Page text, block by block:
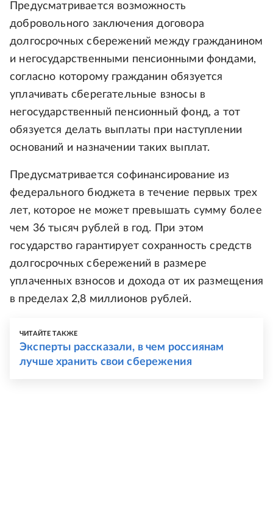
Предусматривается возможность
добровольного заключения договора
долгосрочных сбережений между гражданином
и негосударственными пенсионными фондами,
согласно которому гражданин обязуется
уплачивать сберегательные взносы в
негосударственный пенсионный фонд, а тот
обязуется делать выплаты при наступлении
оснований и назначении таких выплат.
Предусматривается софинансирование из
федерального бюджета в течение первых трех
лет, которое не может превышать сумму более
чем 36 тысяч рублей в год. При этом
государство гарантирует сохранность средств
долгосрочных сбережений в размере
уплаченных взносов и дохода от их размещения
в пределах 2,8 миллионов рублей.
ЧИТАЙТЕ ТАКЖЕ
Эксперты рассказали, в чем россиянам
лучше хранить свои сбережения